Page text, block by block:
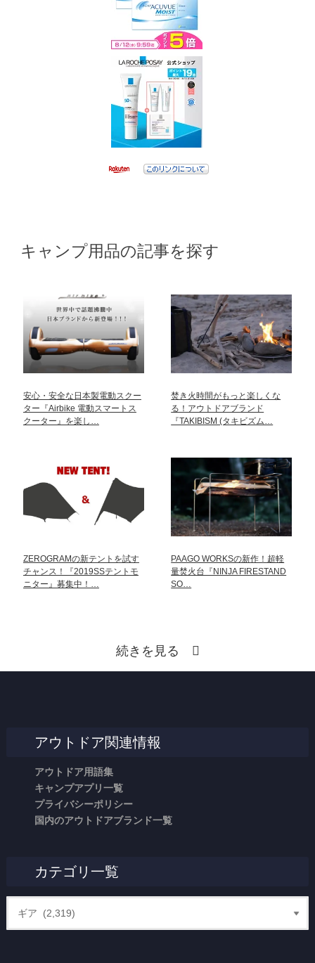
キャンプ用品の記事を探す
安心・安全な日本製電動スクー
ター『Airbike 電動スマートス
クーター』を楽し…
焚き火時間がもっと楽しくな
る！アウトドアブランド
『TAKIBISM (タキビズム…
ZEROGRAMの新テントを試す
チャンス！『2019SSテントモ
ニター』募集中！…
PAAGO WORKSの新作！超軽
量焚火台『NINJA FIRESTAND
SO…
続きを見る
アウトドア関連情報
アウトドア用語集
キャンプアプリ一覧
プライバシーポリシー
国内のアウトドアブランド一覧
カテゴリ一覧